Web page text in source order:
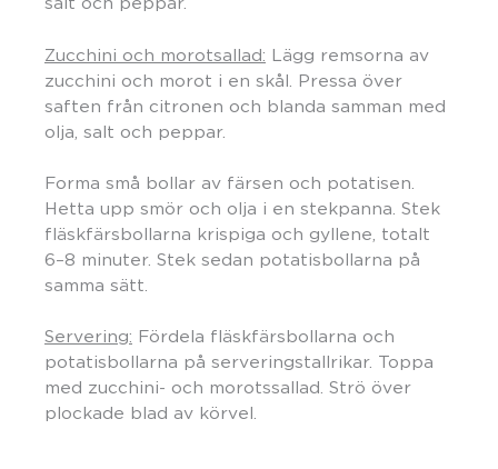
Zucchini och morotsallad: Lägg remsorna av
zucchini och morot i en skål. Pressa över
saften från citronen och blanda samman med
olja, salt och peppar.
Forma små bollar av färsen och potatisen.
Hetta upp smör och olja i en stekpanna. Stek
fläskfärsbollarna krispiga och gyllene, totalt
6–8 minuter. Stek sedan potatisbollarna på
samma sätt.
Servering: Fördela fläskfärsbollarna och
potatisbollarna på serveringstallrikar. Toppa
med zucchini- och morotssallad. Strö över
plockade blad av körvel.